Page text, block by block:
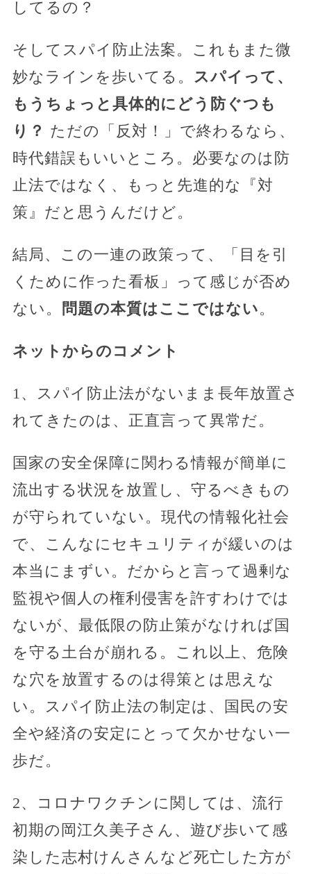
してるの？
そしてスパイ防止法案。これもまた微
妙なラインを歩いてる。 スパイって、
もうちょっと具体的にどう防ぐつも
り？ ただの「反対！」で終わるなら、
時代錯誤もいいところ。必要なのは防
止法ではなく、もっと先進的な『対
策』だと思うんだけど。
結局、この一連の政策って、「目を引
くために作った看板」って感じが否め
ない。
問題の本質はここではない。
ネットからのコメント
1、スパイ防止法がないまま長年放置さ
れてきたのは、正直言って異常だ。
国家の安全保障に関わる情報が簡単に
流出する状況を放置し、守るべきもの
が守られていない。現代の情報化社会
で、こんなにセキュリティが緩いのは
本当にまずい。だからと言って過剰な
監視や個人の権利侵害を許すわけでは
ないが、最低限の防止策がなければ国
を守る土台が崩れる。これ以上、危険
な穴を放置するのは得策とは思えな
い。スパイ防止法の制定は、国民の安
全や経済の安定にとって欠かせない一
歩だ。
2、コロナワクチンに関しては、流行
初期の岡江久美子さん、遊び歩いて感
染した志村けんさんなど死亡した方が